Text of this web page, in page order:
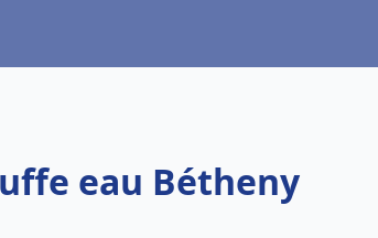
eau Bétheny